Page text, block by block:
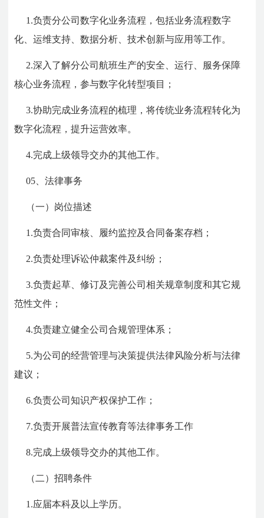
1.负责分公司数字化业务流程，包括业务流程数字
化、运维支持、数据分析、技术创新与应用等工作。
2.深入了解分公司航班生产的安全、运行、服务保障
核心业务流程，参与数字化转型项目；
3.协助完成业务流程的梳理，将传统业务流程转化为
数字化流程，提升运营效率。
4.完成上级领导交办的其他工作。
05、法律事务
（一）岗位描述
1.负责合同审核、履约监控及合同备案存档；
2.负责处理诉讼仲裁案件及纠纷；
3.负责起草、修订及完善公司相关规章制度和其它规
范性文件；
4.负责建立健全公司合规管理体系；
5.为公司的经营管理与决策提供法律风险分析与法律
建议；
6.负责公司知识产权保护工作；
7.负责开展普法宣传教育等法律事务工作
8.完成上级领导交办的其他工作。
（二）招聘条件
1.应届本科及以上学历。